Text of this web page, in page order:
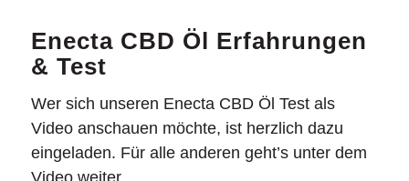
Enecta CBD Öl Erfahrungen
& Test
Wer sich unseren Enecta CBD Öl Test als
Video anschauen möchte, ist herzlich dazu
eingeladen. Für alle anderen geht’s unter dem
Video weiter.